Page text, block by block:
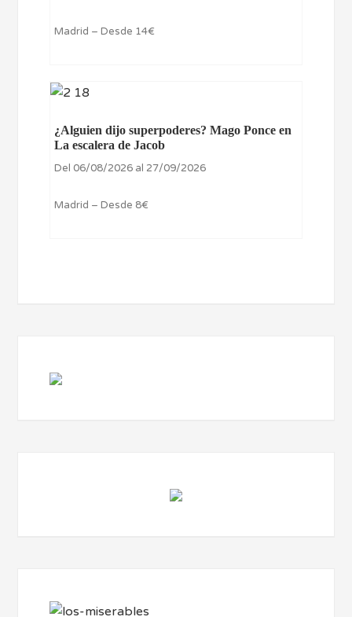
Madrid – Desde 14€
¿Alguien dijo superpoderes? Mago Ponce en
La escalera de Jacob
Del 06/08/2026 al 27/09/2026
Madrid – Desde 8€